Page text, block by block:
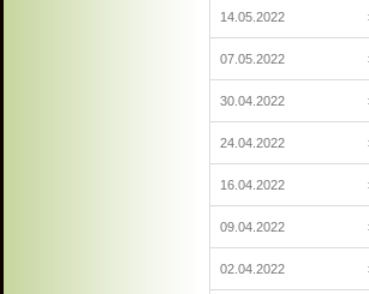
14.05.2022
07.05.2022
30.04.2022
24.04.2022
16.04.2022
09.04.2022
02.04.2022